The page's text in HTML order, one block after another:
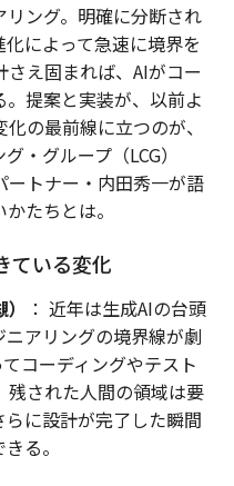
ング。明確に分断され
によって急速に境界を
え固まれば、AIがコー
提案と実装が、以前よ
の最前線に立つのが、
・グループ（LCG）
ートナー・内田秀一が語
たちとは。
ている変化
： 近年は生成AIの台頭
アリングの境界線が劇
コーディングやテスト
残された人間の領域は要
に設計が完了した瞬間
る。